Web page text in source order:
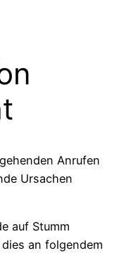
Anrufen
Ursachen
auf Stumm
an folgendem